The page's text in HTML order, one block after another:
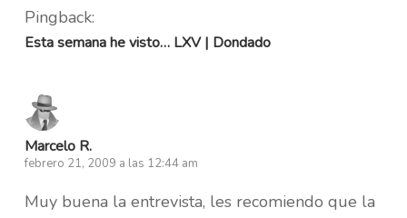
Pingback:
Esta semana he visto… LXV | Dondado
Marcelo R.
febrero 21, 2009 a las 12:44 am
Muy buena la entrevista, les recomiendo que la